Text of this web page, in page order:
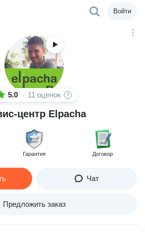
Войти
5.0 · 11 оценок
центр Elpacha
Гарантия Договор
Чат
Предложить заказ